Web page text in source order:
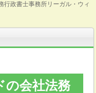
行政書士事務所リーガル・ウィ
の会社法務